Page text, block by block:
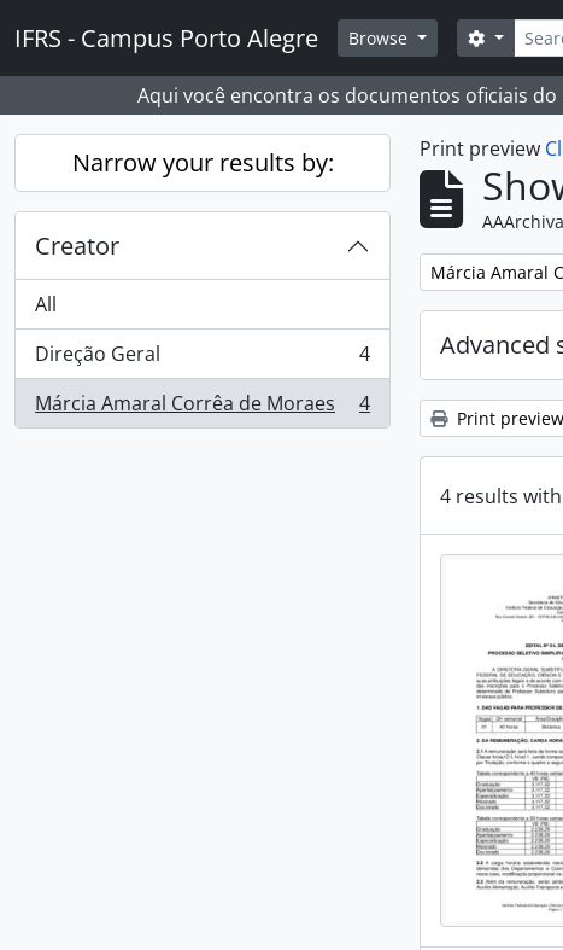
IFRS - Campus Porto Alegre Browse Search
Search
Aqui você encontra os documentos oficiais do
Narrow your results by:
Creator
All
Direção Geral
, 4 results
4
Márcia Amaral Corrêa de Moraes
, 4 results 4
Print preview
Remove filter:
Márcia Amaral
Advanced
Print preview
4 results